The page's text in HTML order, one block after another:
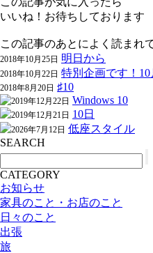
いいね！お待ちしております
この記事のあとによく読まれ
2018年10月25日 明日から
2018年10月22日 特別企画です！10
2018年8月20日 ♯10
2019年12月22日 Windows 10
2019年12月21日 10日
2026年7月12日 低座スタイル
SEARCH
CATEGORY
お知らせ
家具のこと・お店のこと
日々のこと
出張
旅